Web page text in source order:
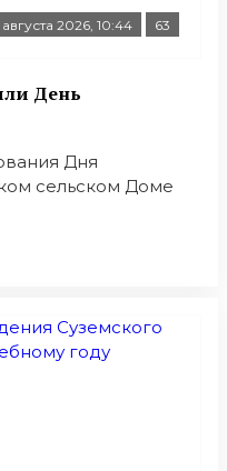
августа 2026, 10:44 63
День
Дня
сельском Доме